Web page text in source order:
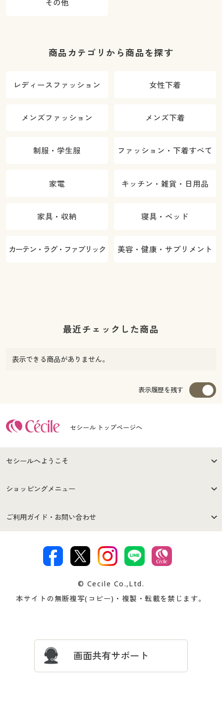
その他
商品カテゴリから商品を探す
レディースファッション 女性下着
メンズファッション メンズ下着
制服・学生服 ファッション・下着すべて
家電 キッチン・雑貨・日用品
家具・収納 寝具・ベッド
カーテン・ラグ・ファブリック 美容・健康・サプリメント
最近チェックした商品
表示できる商品がありません。
表示履歴を残す
セシール トップページへ
セシールへようこそ
はじめての方へ
セシールご利用規約
著作権・商標について 会社案内
ショッピングメニュー
商品カテゴリ
プレゼント＆キャンペーン サイトマップ
ご利用ガイド・お問い合わせ
交換・返品は お支払は
ついて
忘れの場合
© Cecile Co.,Ltd.
本サイトの無断複写(コピー)・複製・転載を禁じます。
画面共有サポート